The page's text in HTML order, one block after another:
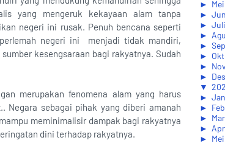
yang mengeruk kekayaan alam tanpa
negeri ini rusak. Penuh bencana seperti
negeri ini menjadi tidak mandiri,
kesengsaraan bagi rakyatnya. Sudah
merupakan fenomena alam yang harus
Negara sebagai pihak yang diberi amanah
meminimalisir dampak bagi rakyatnya
dini terhadap rakyatnya.
► Mei
►
► Juli
►
►
►
►
►
▼
►
►
►
►
► Mei